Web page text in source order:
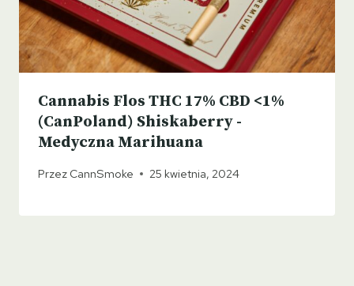
Cannabis Flos THC 17% CBD <1%
(CanPoland) Shiskaberry -
Medyczna Marihuana
Przez CannSmoke 25 kwietnia, 2024